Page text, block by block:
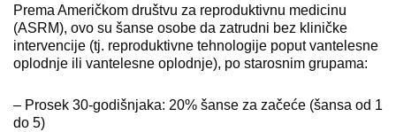
Prema Američkom društvu za reproduktivnu medicinu
(ASRM), ovo su šanse osobe da zatrudni bez kliničke
intervencije (tj. reproduktivne tehnologije poput vantelesne
oplodnje ili vantelesne oplodnje), po starosnim grupama:
– Prosek 30-godišnjaka: 20% šanse za začeće (šansa od 1
do 5)